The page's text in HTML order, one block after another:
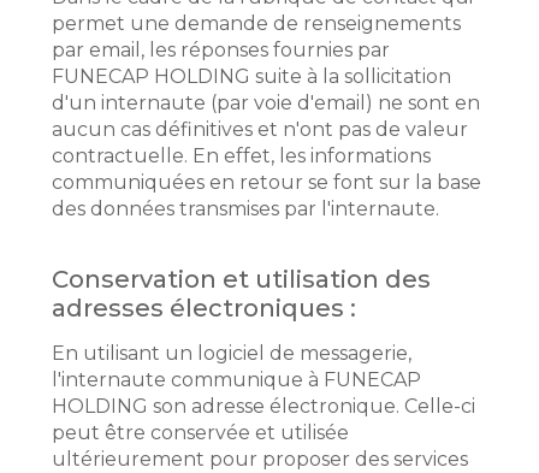
permet une demande de renseignements
par email, les réponses fournies par
FUNECAP HOLDING suite à la sollicitation
d'un internaute (par voie d'email) ne sont en
aucun cas définitives et n'ont pas de valeur
contractuelle. En effet, les informations
communiquées en retour se font sur la base
des données transmises par l'internaute.
Conservation et utilisation des
adresses électroniques :
En utilisant un logiciel de messagerie,
l'internaute communique à FUNECAP
HOLDING son adresse électronique. Celle-ci
peut être conservée et utilisée
ultérieurement pour proposer des services